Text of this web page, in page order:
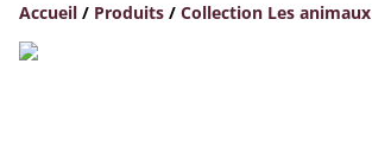
Accueil / Produits / Collection Les animaux